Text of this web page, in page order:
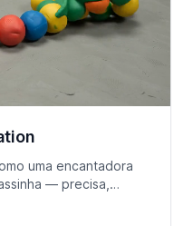
uma encantadora
— precisa,